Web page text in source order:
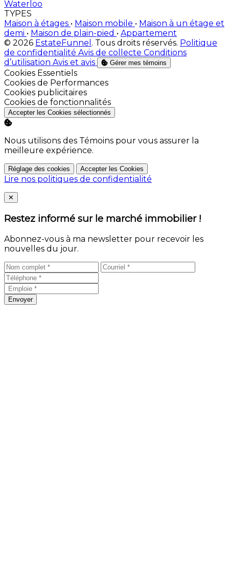
Waterloo
TYPES
Maison à étages • Maison mobile • Maison à un étage et
demi • Maison de plain-pied • Appartement
© 2026 EstateFunnel . Tous droits réservés. Politique
de confidentialité Avis de collecte Conditions
d’utilisation Avis et avis Gérer mes témoins
Activer
Cookies Essentiels
Activer
Cookies de Performances
Activer
Cookies publicitaires
Activer
Cookies de fonctionnalités
Accepter les Cookies sélectionnés
Nous utilisons des Témoins pour vous assurer la
meilleure expérience.
Réglage des cookies Accepter les Cookies
Lire nos politiques de confidentialité
Close
✕
Restez informé sur le marché immobilier !
Abonnez-vous à ma newsletter pour recevoir les
nouvelles du jour.
Envoyer